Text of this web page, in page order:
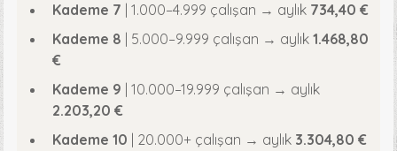
Kademe 7 | 1.000–4.999 çalışan → aylık 734,40 €
Kademe 8 | 5.000–9.999 çalışan → aylık1.468,80
€
Kademe 9 | 10.000–19.999 çalışan → aylık
2.203,20 €
Kademe 10 | 20.000+ çalışan → aylık 3.304,80 €